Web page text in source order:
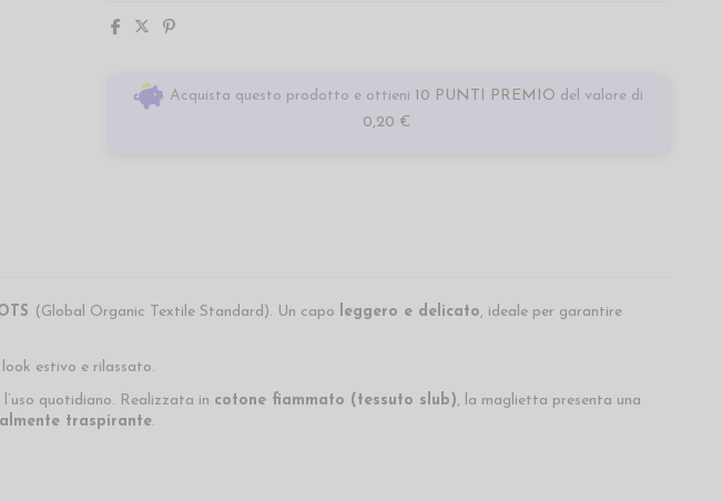
Acquista questo prodotto e ottieni 10 PUNTI PREMIO del valore di
0,20 €
(Global Organic Textile Standard). Un capo leggero e delicato, ideale per garantire
estivo e rilassato.
quotidiano. Realizzata in cotone fiammato (tessuto slub), la maglietta presenta una
traspirante.